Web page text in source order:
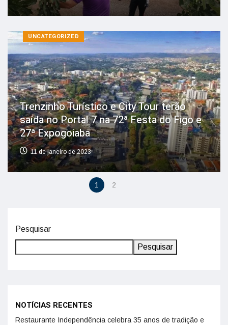
UNCATEGORIZED
Trenzinho Turístico e City Tour terão
saída no Portal 7 na 72ª Festa do Figo e
27ª Expogoiaba
11 de janeiro de 2023
1 2
Pesquisar
Pesquisar
NOTÍCIAS RECENTES
Restaurante Independência celebra 35 anos de tradição e